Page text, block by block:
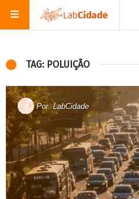
TAG: POLUIÇÃO
PorLabCidade